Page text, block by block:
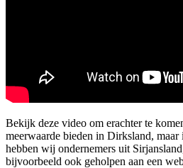
Bekijk deze video om erachter te
meerwaarde bieden in Dirksland,
hebben wij ondernemers uit
bijvoorbeeld ook geholpen aan een